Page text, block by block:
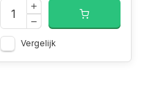
Vergelijk